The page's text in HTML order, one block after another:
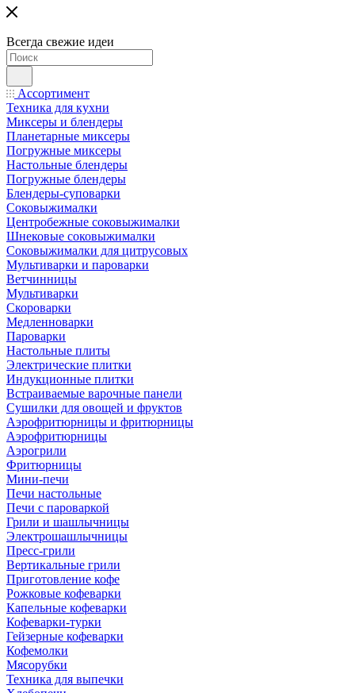
Всегда свежие идеи
Ассортимент
Техника для кухни
Миксеры и блендеры
Планетарные миксеры
Погружные миксеры
Настольные блендеры
Погружные блендеры
Блендеры-суповарки
Соковыжималки
Центробежные соковыжималки
Шнековые соковыжималки
Соковыжималки для цитрусовых
Мультиварки и пароварки
Ветчинницы
Мультиварки
Скороварки
Медленноварки
Пароварки
Настольные плиты
Электрические плитки
Индукционные плитки
Встраиваемые варочные панели
Сушилки для овощей и фруктов
Аэрофритюрницы и фритюрницы
Аэрофритюрницы
Аэрогрили
Фритюрницы
Мини-печи
Печи настольные
Печи с пароваркой
Грили и шашлычницы
Электрошашлычницы
Пресс-грили
Вертикальные грили
Приготовление кофе
Рожковые кофеварки
Капельные кофеварки
Кофеварки-турки
Гейзерные кофеварки
Кофемолки
Мясорубки
Техника для выпечки